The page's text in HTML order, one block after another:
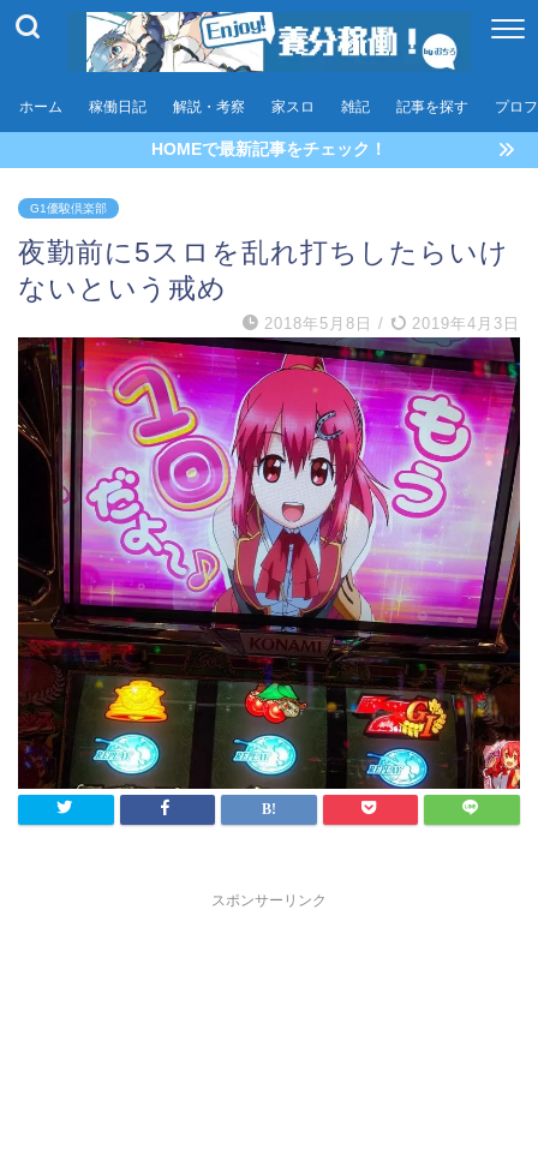
ホーム 稼働日記 解説・考察 家スロ 雑記 記事を探す プロ
HOMEで最新記事をチェック！
G1優駿倶楽部
夜勤前に5スロを乱れ打ちしたらいけ
ないという戒め
2018年5月8日 / 2019年4月3日
スポンサーリンク